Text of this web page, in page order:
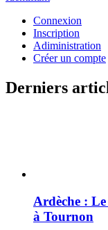
Connexion
Inscription
Adiministration
Créer un compte
Derniers
Ardèche :
à Tournon